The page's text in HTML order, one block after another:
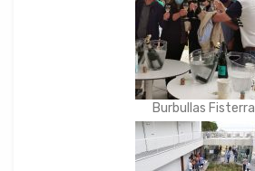
Burbullas Fisterra